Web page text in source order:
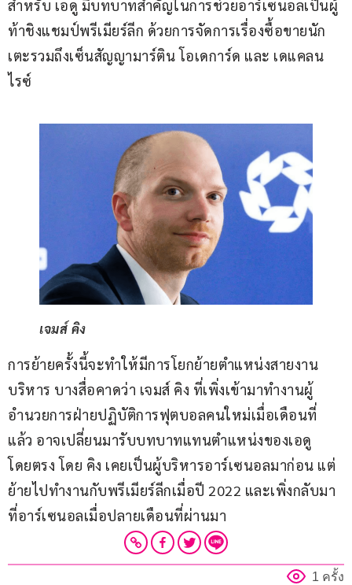
สำหรับ เอดู มีบทบาทสำคัญในการช่วยอาร์เซนอลเป็นผู้
ท้าชิงแชมป์พรีเมียร์ลีก ด้วยการจัดการเรื่องซื้อขายนัก
เตะรวมถึงเซ็นสัญญามาร์ติน โอเดการ์ด และ เดแคลน
ไรซ์
เจมส์ คิง
การย้ายครั้งนี้จะทำให้มีการโยกย้ายตำแหน่งสายงาน
บริหาร บางสื่อคาดว่า เจมส์ คิง ที่เพิ่งเข้ามาทำงานผู้
อำนวยการฝ่ายปฏิบัติการฟุตบอลคนใหม่เมื่อเดือนที่
แล้ว อาจเปลี่ยนมารับบทบาทแทนตำแหน่งของเอดู
โดยตรง โดย คิง เคยเป็นผู้บริหารอาร์เซนอลมาก่อน แต่
ย้ายไปทำงานกับพรีเมียร์ลีกเมื่อปี 2022 และเพิ่งกลับมา
ที่อาร์เซนอลเมื่อปลายเดือนที่ผ่านมา
1 ครั้ง